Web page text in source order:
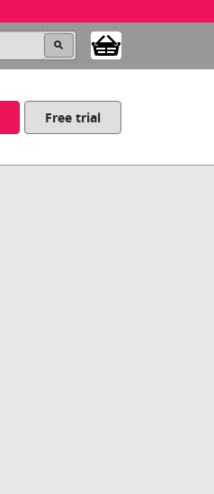
Free trial